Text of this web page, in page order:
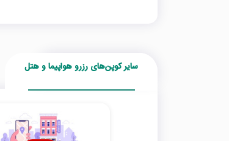
سایر کوپن‌های رزرو هواپیما و هتل